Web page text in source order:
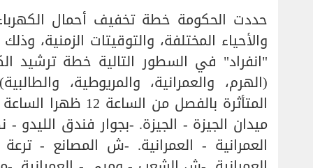
حددت الحكومة خطة تخفيف أحمال الكهرباء في محافظة الجيزة، وفقا لجداول تتضمن المدن والأحياء المختلفة، والتوقيتات الزمنية، وذلك بعد التنسيق بين وزارتي الكهرباء والبترول. ويوضح "انفراد" في السطور التالية خطة ترشيد الكهرباء في عدد من مناطق محافظة الجيزة ومنها (الهرم، والعمرانية، والمريوطية، والطالبية)، والمسؤول عنها وحدة تحكم الهرم. المناطق المتأثرة بالفصل من الساعة 12 ظهرا الساعة 1 مساءً -أول نفق الهرم بجوار التوحيد والنور يمين ميدان الجيزة - الجيزة. -بجوار فندق الليدو - نصر الدين العمرانية الشرقية - الهرم. -ش البلاستيك العمرانية - العمرانية. -ش المصانع - ترعة الزمر - العمرانية. -ش اليابان - خاتم المرسلين - العمرانية. -ش الشعب - ومبي - العمرانية. -منطقة عرب التل - طموة. -بجوار مطحن فؤاد فلاور - طموه. -بجوار نقطة شبرامنت. -المريوطية الرئيسية ما بين الهرم والدائري، وما بين المريوطية واللبيني - المريوطية. -ترعة السيسي من السجل المدني ش مصرف حمودة حتى ش زغلول - المريوطية. -نزلة السمان من مدخل أبو الهول حتى الصوت والضوء. -ترعة المنصورية الرئيسي حتى الدائري ومتفرعاته وبني يوسف الخارجي - نزلة السمان. -الحي السابع زايد - جومان - الرماية. -حدائق الأهرام القديمة ومتفرعاتها وحتى نزلة السمان - الرماية. -ش المصرف من الثلاثيني حتى العروبة وش عبدالتواب البهنساوي ومتفرعاته حتى ترعة الإخلاص - الهرم. -ش عز الدين عمر من الهرم حتى ترسا ومتفرعاته حتى ش نعمة الله - عز الدين عمر. -ش المحولات من الهرم حتى ترسا ومن المحولات حتى ش الاسماعيلية ومتفرعاته - المطبعة. -ش الثلاثيني الجديد حتى ش عبدالرحيم عباس وش جمال عبدالناصر ومتفرعاته وفكيهة - المطبعة. -ش عز الدين عمر من الثلاثيني حتى العروبة - العروبة. -فكيهة وش المحولات حتى العروبة - العروبة. -ش ترسا ومتفرعاته من ش المحولات يسار في اتجاه كوبري ترسا - التعاون. -منطقة (د) مرحلة أولى - هضبة الأهرام. -منطقة (ج) مرحلة أولى - هضبة الأهرام. -منطقة (أ) - هضبة الأهرام. -منطقة (ح) بجوار نادي الحدائق - هضبة الأهرام. المناطق المتأثرة بالفصل من الساعة 1م الساعة 2م -ش المحطة أمام محكمة الجيزة - ش ربيع الجيزي - الجيزة. -ش سيدي عمار - العمرانية الشرقية - العمرانية. -بجوار قاعة سيد درويش - خاتم المرسلين - العمرانية الغربية - العمرانية. -ش كريتاس - من خاتم المرسلين - العمرانية. -ش الجزائر - العمرانية. -المنصورية اتجاه الدائري شمال - زاوية أبو مسلم. -عزبة جحا - بجوار فيلا أنيس منصور - المريوطية - زاوية أبو مسلم. -ش ترعة السيسي حتى مصرف اللبيني ومتفرعاته - المريوطية. -المجزر الآلي وامتداده رشاح أبو عوض - مشتل الورد ومتفرعاته - المريوطية. -ش عبدالعزيز الباسل - ش المجزر الآلي ومتفرعاته حتى مصرف أبو مسلم - حديد أولاد سلام منزل البطران - زغلول. -طريق مصر اسكندرية الصحراوي بجوار جرانة. -عزبة مدكور - أبو ختيرش. -البحر الأعظم - الجيزة - منطقة ساقية مكي. -قبل الدائري العمرانية الشرقية بجوار المزلقان القديم - الدائري - العمرانية. -من ش النخيل حتى مصرف اللبيني ومتفرعاته - قصر الأهرام وش عبدالصمد الجابري - الهرم. -ش زغلول حتى مصرف حمودة وش الأربعين - الهرم. -مساكن الرماية بجوار المستعمرة - الهضبة. -أبو النمرس بجوار موقف أبو النمرس ونزلة الأشطر. -الحرانية - طريق سقارة السياحي. -مساكن كفر الجبل. -ش العريش - ش الهرم حتى ش رمسيس. -ترعة المريوطية من الهرم حتى ش فيصل - مصرف اللبيني في اتجاه فيصل - الكوم الأخضر. -بجوار المركز الطبي - القصبجي - المنيب. -حي الزهور - خاتم المرسلين - العمرانية. المناطق المتأثرة بالفصل من الساعة 2م الساعة 3م -عزبة العمدة - زاوية أبو مسلم. -ش الشعب - ومبي - العمرانية. -ميت شماس - المنوات - طموة. -رشاح أبو عوض ومتفرعاته حتى الدائري ش المجزر - اللبيني - الهرم. -نزلة السمان من مدخل أبو الهول حتى الصوت والضوء. -بجوار كارفور - مشعل حتى قسم الهرم - الرماية. -ش عيد اللولي وش سيدي عمار - العمرانية الشرقية - العمرانية. -الكيلو 4.5 طريق مصر اسكندرية - منطقة جرانة - الرماية. -ش المستشفى ومتفرعاته حتى المريوطية - الهرم. -منطقة (ز) مرحلة أولى - هضبة الأهرام. -منطقة (و) مرحلة أولى - هضبة الأهرام. -منطقة (ح) مرحلة ثانية - هضبة الأهرام. -الكيلو 10.5 مصر اسكندرية الصحراوي. -منطقة (ن) مرحلة أولى - هضبة الأهرام. -منطقة (و) مرحلة ثانية - هضبة الأهرام. -المعايرجي - خلف مستشفى الرمد. -مساكن بنك مصر - بجوار الجمعية الطبية - العمرانية. -مساكن الضباط - ش الزهراء - العمرانية. -ش المجزر - مساكن الألف وحدة - المنيب. -ش خالد أمين ومتفرعاته حتى ش فيصل - الهرم. -ش التكافل وش أبو جبل ومتفرعاته في اتجاه ش فيصل - الهرم. -ش زغلول من ش عادل الكلام حتى الدائري - زاوية أبو مسلم. -العدوي سليم - الزهراء - العمرانية. -عزبة عثمان أحمد عثمان - الحرانية. -طريق الفيوم - الرماية. المناطق المتأثرة بالفصل من الساعة 3م حتى الساعة 4م -العمرانية العربية - خلف فيلا محمد لطيف - ترعة الزمر. -الاسيوية للبلاط - عرب الريغة -